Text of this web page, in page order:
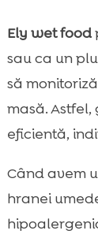
Ely wet food
sau ca un
să
masă.
eficientă,
Când avem
hranei